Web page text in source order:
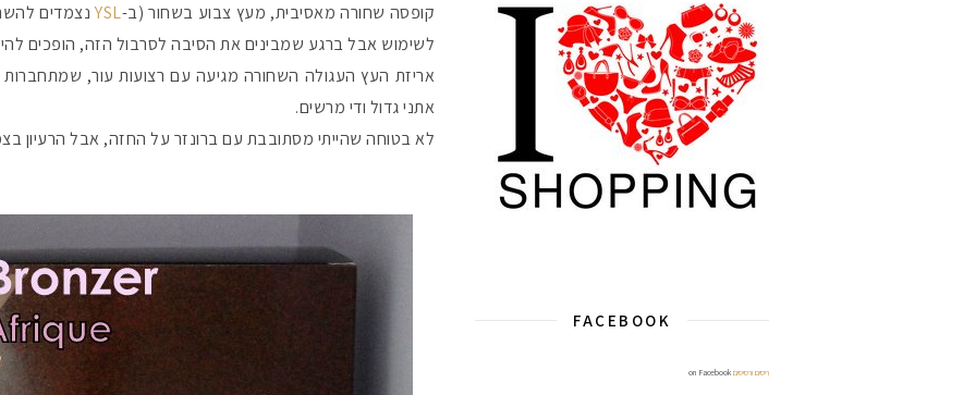
קופסה שחורה מאסיבית, מעץ צבוע בשחור (ב-YSL נצמדים
לשימוש אבל ברגע שמבינים את הסיבה לסרבול הזה, הופכים
אתני גדול ודי מרשים.
לא בטוחה שהייתי מסתובבת עם ברונזר על החזה, אבל הרעיון
FACEBOOK
ריסים ורסיסים